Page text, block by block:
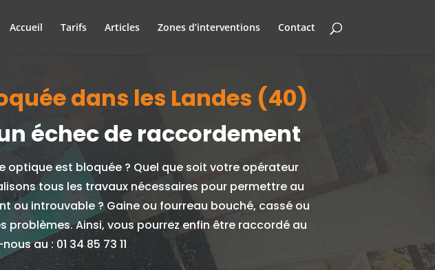
Accueil Tarifs Articles Zones d’interventions Contact
dans les Landes (40)
échec de raccordement
est bloquée ? Quel que soit votre opérateur
tous les travaux nécessaires pour permettre au
ou introuvable ? Gaine ou fourreau bouché, cassé ou
Ainsi, vous pourrez enfin être raccordé au
au : 01 34 85 73 11